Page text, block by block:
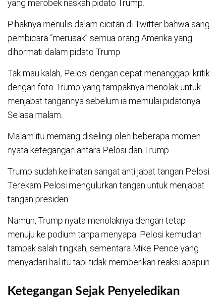
yang merobek naskah pidato Trump.
Pihaknya menulis dalam cicitan di Twitter bahwa sang
pembicara “merusak” semua orang Amerika yang
dihormati dalam pidato Trump.
Tak mau kalah, Pelosi dengan cepat menanggapi kritik
dengan foto Trump yang tampaknya menolak untuk
menjabat tangannya sebelum ia memulai pidatonya
Selasa malam.
Malam itu memang diselingi oleh beberapa momen
nyata ketegangan antara Pelosi dan Trump.
Trump sudah kelihatan sangat anti jabat tangan Pelosi.
Terekam Pelosi mengulurkan tangan untuk menjabat
tangan presiden.
Namun, Trump nyata menolaknya dengan tetap
menuju ke podium tanpa menyapa. Pelosi kemudian
tampak salah tingkah, sementara Mike Pence yang
menyadari hal itu tapi tidak memberikan reaksi apapun.
Ketegangan Sejak Penyeledikan